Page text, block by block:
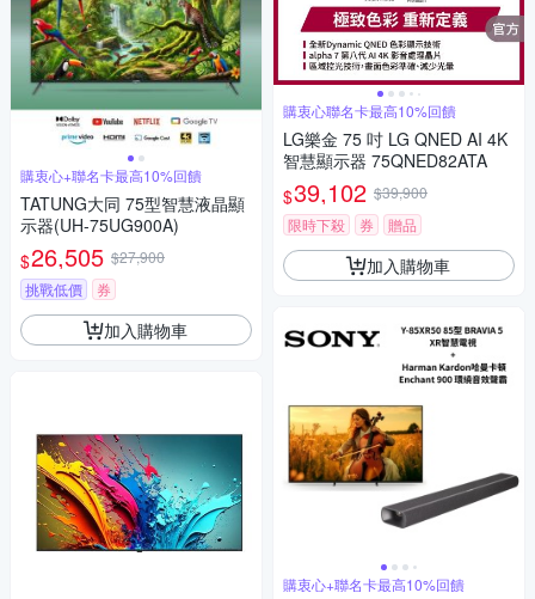
購衷心+聯名卡最高10%回饋
TATUNG大同 75型智慧液晶顯
示器(UH-75UG900A)
$26,505 $27,900
挑戰低價
券
加入購物車
購衷心聯名卡最高10%回饋
LG樂金 75 吋 LG QNED AI 4K
智慧顯示器 75QNED82ATA
$39,102 $39,900
限時下殺
券 贈品
加入購物車
購衷心+聯名卡最高10%回饋